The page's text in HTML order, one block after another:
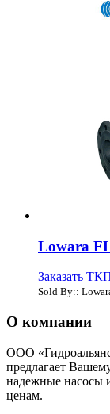
Lowara
Заказать
Sold By::
О компании
ООО
предлагает
надежные насосы
ценам.